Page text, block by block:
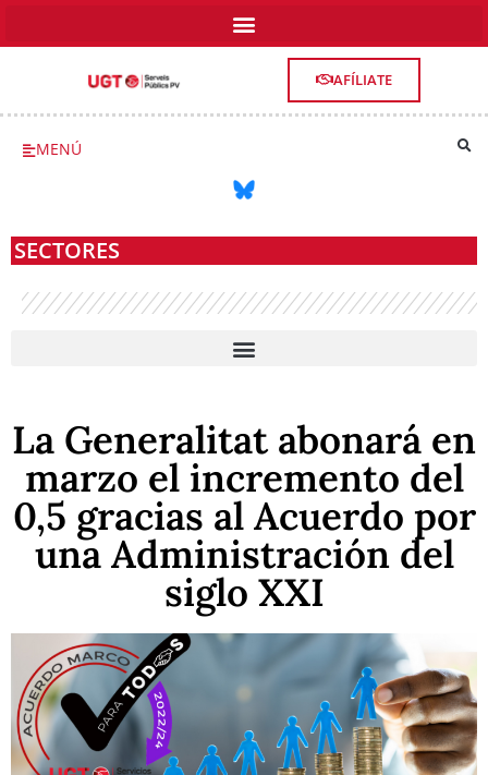
AFÍLIATE
MENÚ
SECTORES
La Generalitat abonará en
marzo el incremento del
0,5 gracias al Acuerdo por
una Administración del
siglo XXI